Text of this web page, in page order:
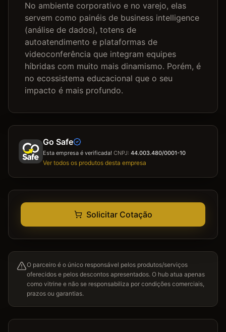
No ambiente corporativo e no varejo, elas
servem como painéis de business intelligence
(análise de dados), totens de
autoatendimento e plataformas de
videoconferência que integram equipes
híbridas com muito mais dinamismo. Porém, é
no ecossistema educacional que o seu
impacto é mais profundo.
Go Safe
Esta empresa é verificada! CNPJ: 44.003.480/0001-10
Ver todos os produtos desta empresa
Solicitar Cotação
O parceiro é o único responsável pelos produtos/serviços
oferecidos e pelos descontos apresentados. O hub atua apenas
como vitrine e não se responsabiliza por condições comerciais,
prazos ou garantias.